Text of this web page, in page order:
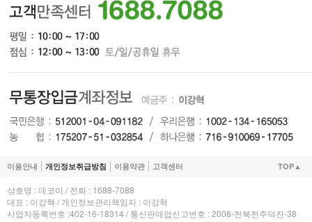
이용안내 개인정보취급방침 이용약관 고객센터 TOP▲
상호명 : 데코미 / 전화 : 1688-7088
대표 : 이강혁 / 개인정보관리책임자 : 이강혁
사업자등록번호 :402-16-18314 / 통신판매업신고번호 : 2008-전북전주덕진-38